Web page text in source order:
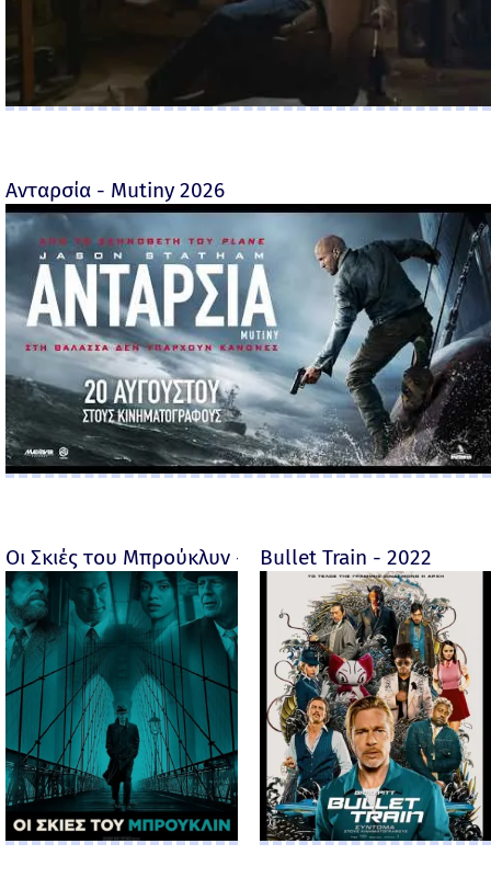
Ανταρσία - Mutiny 2026
Οι Σκιές του Μπρούκλυν - Motherless Brooklyn -
Bullet Train - 2022